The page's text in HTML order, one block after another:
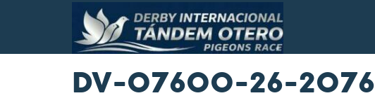
DV-07600-26-2076